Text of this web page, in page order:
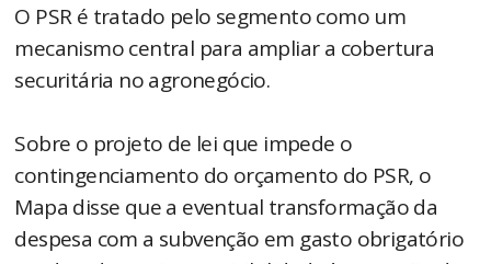
O PSR é tratado pelo segmento como um
mecanismo central para ampliar a cobertura
securitária no agronegócio.
Sobre o projeto de lei que impede o
contingenciamento do orçamento do PSR, o
Mapa disse que a eventual transformação da
despesa com a subvenção em gasto obrigatório